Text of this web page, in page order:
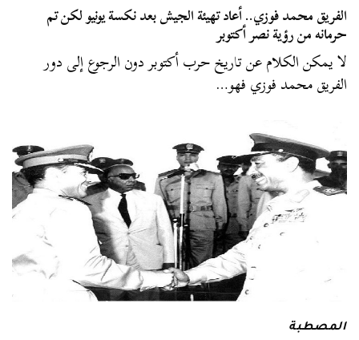
الفريق محمد فوزي.. أعاد تهيئة الجيش بعد نكسة يونيو لكن تم
حرمانه من رؤية نصر أكتوبر
لا يمكن الكلام عن تاريخ حرب أكتوبر دون الرجوع إلى دور
الفريق محمد فوزي فهو…
المصطبة